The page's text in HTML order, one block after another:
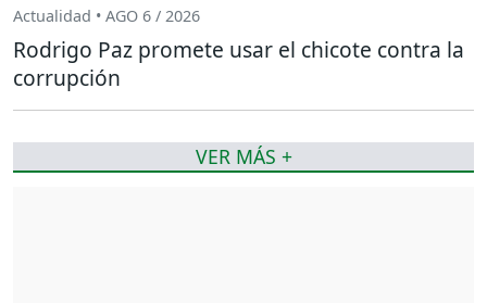
Actualidad • AGO 6 / 2026
Rodrigo Paz promete usar el chicote contra la
corrupción
VER MÁS +